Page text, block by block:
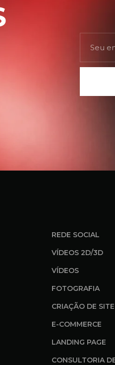
REDE SOCIAL
VÍDEOS 2D/3D
VÍDEOS
FOTOGRAFIA
CRIAÇÃO DE SITE
E-COMMERCE
LANDING PAGE
CONSULTORIA